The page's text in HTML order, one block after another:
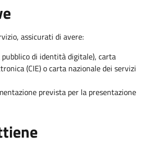
assicurati di avere:
pubblico di identità digitale), carta
(CIE) o carta nazionale dei servizi
prevista per la presentazione